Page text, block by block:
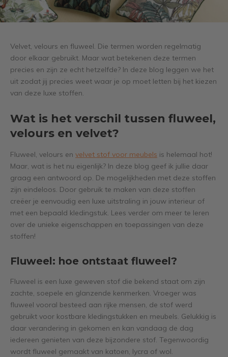
Velvet, velours en fluweel. Die termen worden regelmatig
door elkaar gebruikt. Maar wat betekenen deze termen
precies en zijn ze echt hetzelfde? In deze blog leggen we het
uit zodat jij precies weet waar je op moet letten bij het kiezen
van deze luxe stoffen.
Wat is het verschil tussen fluweel,
velours en velvet?
Fluweel, velours en velvet stof voor meubels is helemaal hot!
Maar, wat is het nu eigenlijk? In deze blog geef ik jullie daar
graag een antwoord op. De mogelijkheden met deze stoffen
zijn eindeloos. Door gebruik te maken van deze stoffen
creëer je eenvoudig een luxe uitstraling in jouw interieur of
met een bepaald kledingstuk. Lees verder om meer te leren
over de unieke eigenschappen en toepassingen van deze
stoffen!
Fluweel: hoe ontstaat fluweel?
Fluweel is een luxe geweven stof die bekend staat om zijn
zachte, soepele en glanzende kenmerken. Vroeger was
fluweel vooral besteed aan rijke mensen, de stof werd
gebruikt voor kostbare kledingstukken en meubels. Gelukkig is
daar verandering in gekomen en kan vandaag de dag
iedereen genieten van deze bijzondere stof. Tegenwoordig
wordt fluweel gemaakt van katoen, lycra of wol.